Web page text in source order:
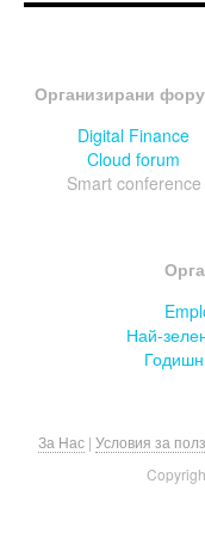
Организирани
Digital Finance
Cloud forum
Smart conference
Най-
За Нас | Условия за